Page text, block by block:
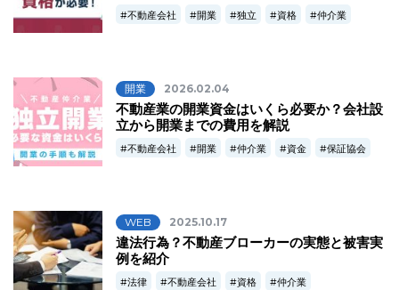
不動産会社 開業 独立 資格 仲介業
開業 2026.02.04
不動産業の開業資金はいくら必要か？会社設
立から開業までの費用を解説
不動産会社 開業 仲介業 資金 保証協会
WEB 2025.10.17
違法行為？不動産ブローカーの実態と被害実
例を紹介
法律 不動産会社 資格 仲介業